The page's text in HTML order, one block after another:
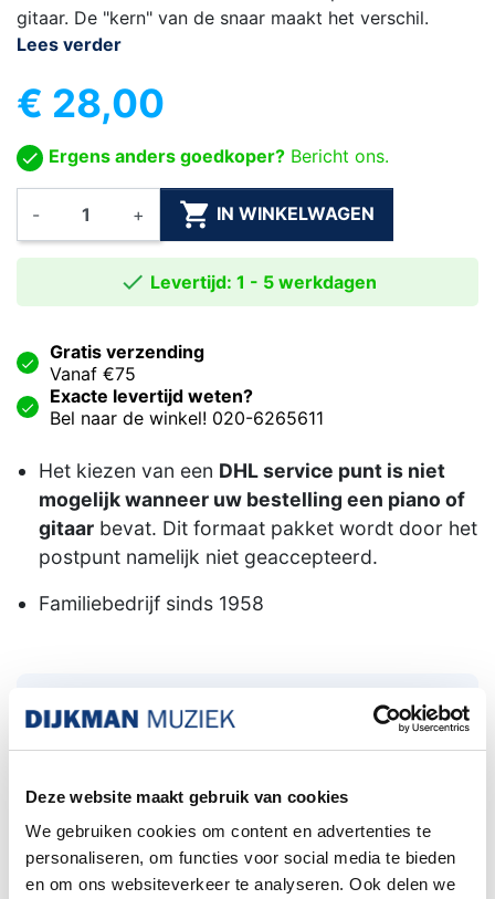
Deze website maakt gebruik van cookies
We gebruiken cookies om content en advertenties te
personaliseren, om functies voor social media te bieden
en om ons websiteverkeer te analyseren. Ook delen we
gitaar. De "kern" van de snaar maakt het verschil.
Lees verder
€ 28,00
Ergens anders goedkoper? Bericht ons.
- +  IN WINKELWAGEN
 Levertijd: 1 - 5 werkdagen
Gratis verzending
Vanaf €75
Exacte levertijd weten?
Bel naar de winkel! 020-6265611
Het kiezen van een DHL service punt is niet
mogelijk wanneer uw bestelling een piano of
gitaar bevat. Dit formaat pakket wordt door het
postpunt namelijk niet geaccepteerd.
Familiebedrijf sinds 1958
Santa Cruz Parabolic Tension
model gitaar
Santa Cruz heeft een nieuwe snaar ontwikkeld
waar alles draait om de 'spanning' van elke